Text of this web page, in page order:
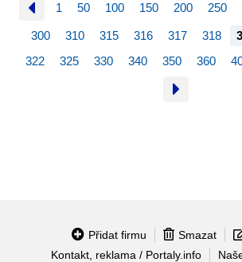
1 50 100 150 200 250
300 310 315 316 317 318
322
325 330 340 350 360
Přidat firmu Smazat
Kontakt, reklama / Portaly.info